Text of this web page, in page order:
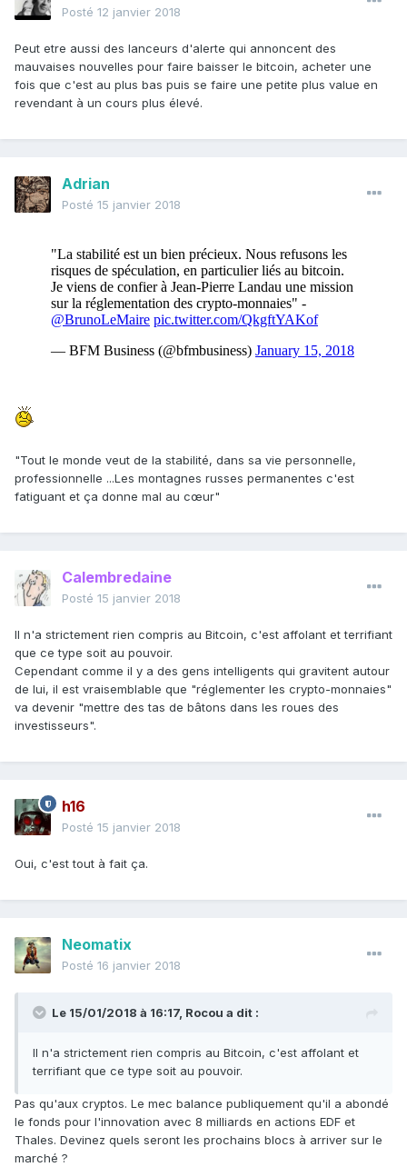
Posté 12 janvier 2018
Peut etre aussi des lanceurs d'alerte qui annoncent des
mauvaises nouvelles pour faire baisser le bitcoin, acheter une
fois que c'est au plus bas puis se faire une petite plus value en
revendant à un cours plus élevé.
Adrian
Posté 15 janvier 2018
"Tout le monde veut de la stabilité, dans sa vie personnelle,
professionnelle ...Les montagnes russes permanentes c'est
fatiguant et ça donne mal au cœur"
Calembredaine
Posté 15 janvier 2018
Il n'a strictement rien compris au Bitcoin, c'est affolant et terrifiant
que ce type soit au pouvoir.
Cependant comme il y a des gens intelligents qui gravitent autour
de lui, il est vraisemblable que "réglementer les crypto-monnaies"
va devenir "mettre des tas de bâtons dans les roues des
investisseurs".
h16
Posté 15 janvier 2018
Oui, c'est tout à fait ça.
Neomatix
Posté 16 janvier 2018
Le 15/01/2018 à 16:17, Rocou a dit :
Il n'a strictement rien compris au Bitcoin, c'est affolant et
terrifiant que ce type soit au pouvoir.
Pas qu'aux cryptos. Le mec balance publiquement qu'il a abondé
le fonds pour l'innovation avec 8 milliards en actions EDF et
Thales. Devinez quels seront les prochains blocs à arriver sur le
marché ?